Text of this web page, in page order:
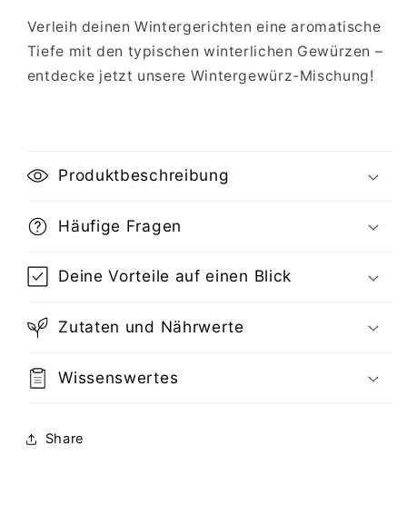
Verleih deinen Wintergerichten eine aromatische
Tiefe mit den typischen winterlichen Gewürzen –
entdecke jetzt unsere Wintergewürz-Mischung!
Produktbeschreibung
Häufige Fragen
Deine Vorteile auf einen Blick
Zutaten und Nährwerte
Wissenswertes
Share